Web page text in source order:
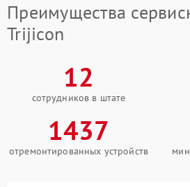
Преимущества
Trijicon
12
сотрудников в штате
1437
отремонтированных устройств